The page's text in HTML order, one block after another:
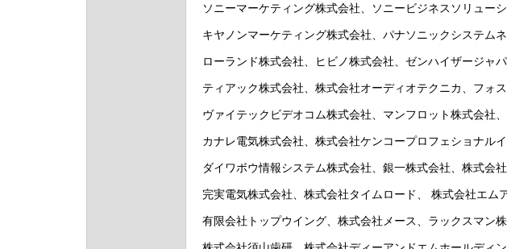
ソニーマーケティング株式会社、ソニービジネスソリューシ
キヤノンマーケティング株式会社、パナソニックシステム
ローランド株式会社、ヒビノ株式会社、ゼンハイザージャパ
ティアック株式会社、株式会社オーディオテクニカ、フォス
ヴァイテックビデオコム株式会社、マンフロット株式会社
カナレ電気株式会社、株式会社ケンコープロフェショナルイ
ダイワボウ情報システム株式会社、銀一株式会社、株式会社
完実電気株式会社、株式会社タイムロード、 株式会社エム
有限会社トップウイング、株式会社メース、ラックスマン株